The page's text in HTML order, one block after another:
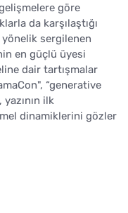
göre
da karşılaştığı
sergilenen
en güçlü üyesi
dair tartışmalar
“generative
yazının ilk
dinamiklerini gözler